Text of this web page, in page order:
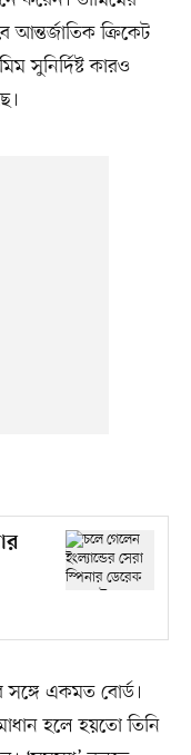
আন্তর্জাতিক ক্রিকেট
সুনির্দিষ্ট কারও
সঙ্গে একমত বোর্ড।
হলে হয়তো তিনি